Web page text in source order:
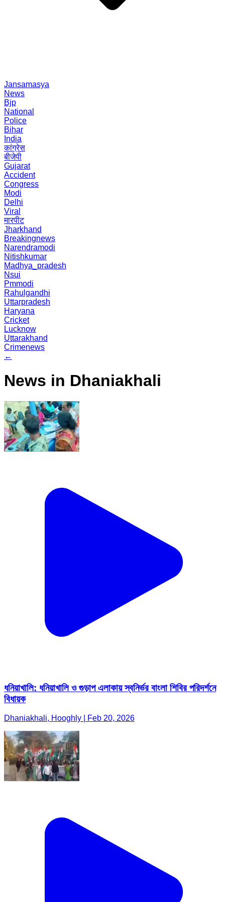
Jansamasya
News
Bjp
National
Police
Bihar
India
कांग्रेस
बीजेपी
Gujarat
Accident
Congress
Modi
Delhi
Viral
मारपीट
Jharkhand
Breakingnews
Narendramodi
Nitishkumar
Madhya_pradesh
Nsui
Pmmodi
Rahulgandhi
Uttarpradesh
Haryana
Cricket
Lucknow
Uttarakhand
Crimenews
←
News in Dhaniakhali
ধনিয়াখালি: ধনিয়াখালি ও গুড়াপ এলাকায় স্বনির্ভর বাংলা শিবির পরিদর্শনে
বিধায়ক
Dhaniakhali, Hooghly | Feb 20, 2026